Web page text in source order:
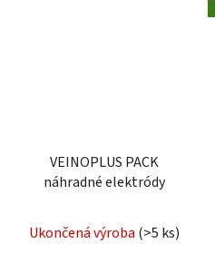
VEINOPLUS PACK
náhradné elektródy
Ukončená výroba (>5 ks)